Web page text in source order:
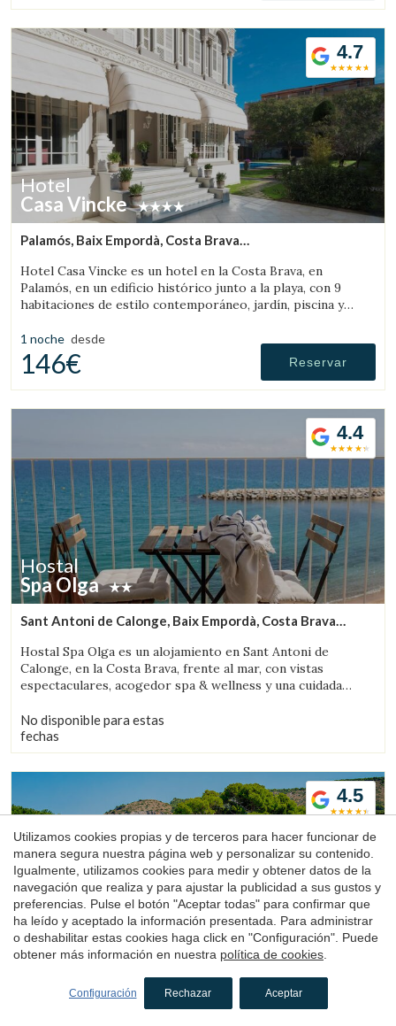
4.7
Hotel
Casa Vincke
Palamós, Baix Empordà, Costa Brava
Hotel Casa Vincke es un hotel en la Costa Brava, en
Palamós, en un edificio histórico junto a la playa, con 9
habitaciones de estilo contemporáneo, jardín, piscina y
1 noche desde
146€ Reservar
4.4
Hostal
Spa Olga
Sant Antoni de Calonge, Baix Empordà, Costa Brava
Hostal Spa Olga es un alojamiento en Sant Antoni de
Calonge, en la Costa Brava, frente al mar, con vistas
espectaculares, acogedor spa & wellness y una cuidada
No disponible para estas
fechas
4.5
Hotel
Can Miquel
L'Escala, Alt Empordà, Costa Brava
(15.400173737671km de Sant Feliu de Boada)
Utilizamos cookies propias y de terceros para hacer funcionar de
manera segura nuestra página web y personalizar su contenido.
Igualmente, utilizamos cookies para medir y obtener datos de la
navegación que realiza y para ajustar la publicidad a sus gustos y
preferencias. Pulse el botón "Aceptar todas" para confirmar que
ha leído y aceptado la información presentada. Para administrar
o deshabilitar estas cookies haga click en "Configuración". Puede
obtener más información en nuestra política de cookies
Configuración Rechazar Aceptar
Guardar configuración Aceptar todas